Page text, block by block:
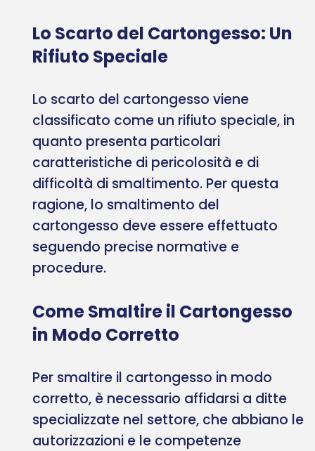
Lo Scarto del Cartongesso: Un
Rifiuto Speciale
Lo scarto del cartongesso viene
classificato come un rifiuto speciale, in
quanto presenta particolari
caratteristiche di pericolosità e di
difficoltà di smaltimento. Per questa
ragione, lo smaltimento del
cartongesso deve essere effettuato
seguendo precise normative e
procedure.
Come Smaltire il Cartongesso
in Modo Corretto
Per smaltire il cartongesso in modo
corretto, è necessario affidarsi a ditte
specializzate nel settore, che abbiano le
autorizzazioni e le competenze